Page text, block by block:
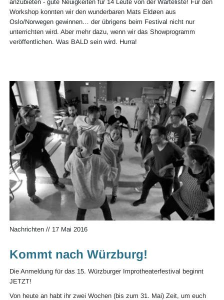
anzubieten - gute Neuigkeiten für 14 Leute von der Warteliste! Für den
Workshop konnten wir den wunderbaren Mats Eldøen aus
Oslo/Norwegen gewinnen… der übrigens beim Festival nicht nur
unterrichten wird. Aber mehr dazu, wenn wir das Showprogramm
veröffentlichen. Was BALD sein wird. Hurra!
Nachrichten// 17 Mai 2016
Kommt nach Würzburg!
Die Anmeldung für das 15. Würzburger Improtheaterfestival beginnt
JETZT!
Von heute an habt ihr zwei Wochen (bis zum 31. Mai) Zeit, um euch